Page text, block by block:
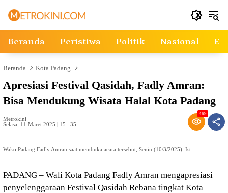
Beranda Peristiwa Politik Nasional
Beranda Kota Padang
Apresiasi Festival Qasidah, Fadly Amran:
Bisa Mendukung Wisata Halal Kota Padang
Metrokini
Selasa, 11 Maret 2025 | 15 : 35
469
Wako Padang Fadly Amran saat membuka acara tersebut, Senin (10/3/2025). Ist
PADANG – Wali Kota Padang Fadly Amran mengapresiasi
penyelenggaraan Festival Qasidah Rebana tingkat Kota